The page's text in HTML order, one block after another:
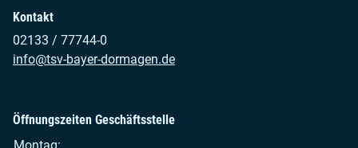
Kontakt
02133 / 77744-0
info@tsv-bayer-dormagen.de
Öffnungszeiten Geschäftsstelle
Montag: